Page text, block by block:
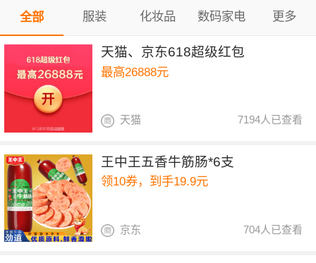
全部 服装 化妆品 数码家电 更多
天猫、京东618超级红包
最高26888元
7194人已查看
天猫
王中王五香牛筋肠*6支
领10券，到手19.9元
704人已查看
京东